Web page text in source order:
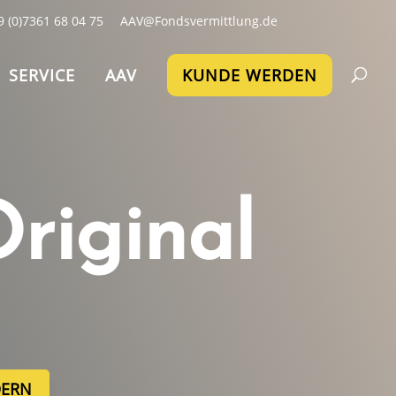
(0)7361 68 04 75 AAV@Fondsvermittlung.de
SERVICE AAV KUNDE WERDEN